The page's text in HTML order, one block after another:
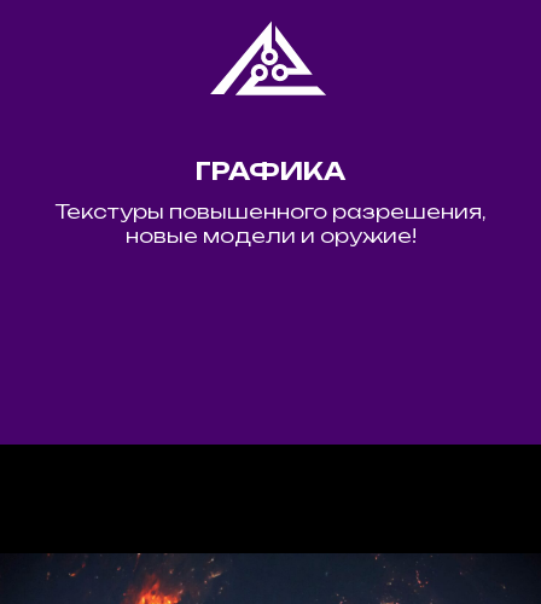
ГРАФИКА
Текстуры повышенного разрешения,
новые модели и оружие!